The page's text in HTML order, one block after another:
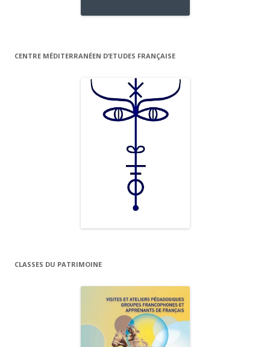
CENTRE MÉDITERRANÉEN D’ETUDES FRANÇAISE
CLASSES DU PATRIMOINE